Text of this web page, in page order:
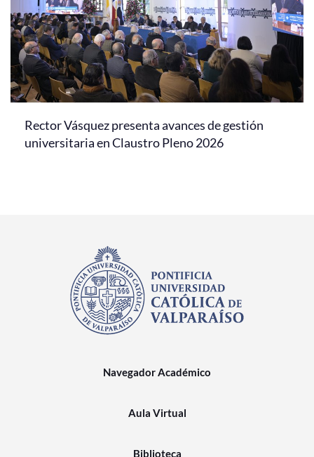
Rector Vásquez presenta avances de gestión
universitaria en Claustro Pleno 2026
Navegador Académico
Aula Virtual
Biblioteca